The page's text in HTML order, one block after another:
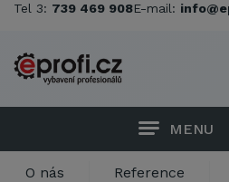
Tel 3: 739 469 908E-mail:
MENU
O nás Reference